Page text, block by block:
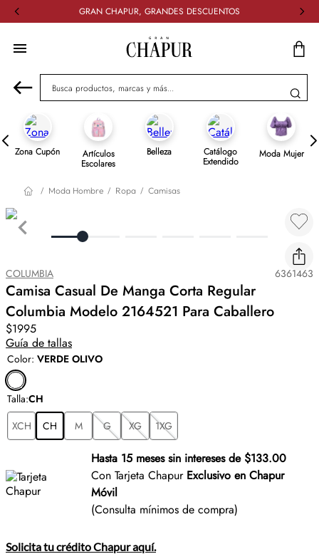
GRAN CHAPUR, GRANDES DESCUENTOS
Busca productos, marcas y más...
Zona Cupón Artículos
Escolares
Belleza Catálogo
Extendido
Moda Mujer
Moda Hombre Ropa Camisas
COLUMBIA 6361463
Camisa Casual De Manga Corta Regular
Columbia Modelo 2164521 Para Caballero
$1995
Guía de tallas
Color: VERDE OLIVO
Talla:CH
XCH
CH M G XG 1XG
Hasta 15 meses sin intereses de $133.00
Con Tarjeta Chapur Exclusivo en Chapur
Móvil
(Consulta mínimos de compra)
Solicita tu crédito Chapur aquí.